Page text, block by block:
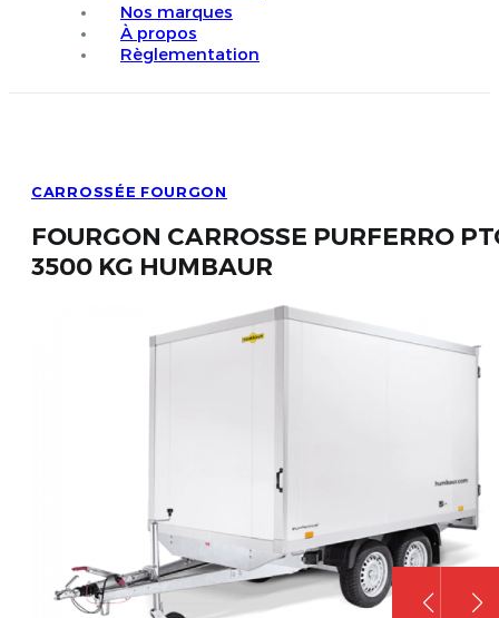
Nos marques
À propos
Règlementation
CARROSSÉE FOURGON
FOURGON CARROSSE PURFERRO
3500 KG HUMBAUR